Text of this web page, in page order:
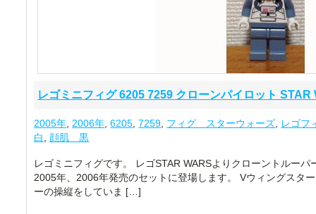
レゴミニフィグ 6205 7259 クローンパイロット STAR
2005年 2006年 ,6205 ,7259 フィグ スターウォーズ
レゴフ
白
顔肌 黒
レゴミニフィグです。 レゴSTAR WARSよりクローントルー
2005年、2006年発売のセットに登場します。 Vウィングスタ
ーの操縦をしていま […]